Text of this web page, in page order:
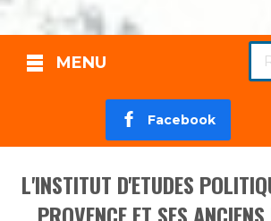
MENU
Facebook
L'INSTITUT D'ETUDES
PROVENCE ET SES